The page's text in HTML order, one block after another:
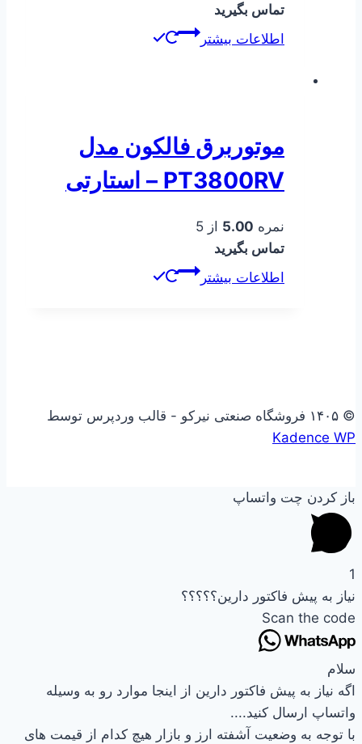
تماس بگیرید
اطلاعات بیشتر
موتوربرق فالکون مدل
PT3800RV – استارتی
نمره 5.00 از 5
تماس بگیرید
اطلاعات بیشتر
© ۱۴۰۵ فروشگاه صنعتی نیرکو - قالب وردپرس توسط
Kadence WP
باز کردن چت واتساپ
1
نیاز به پیش فاکتور دارین؟؟؟؟؟
Scan the code
سلام
اگه نیاز به پیش فاکتور دارین از اینجا موارد رو به وسیله
واتساپ ارسال کنید....
با توجه به وضعیت آشفته ارز و بازار هیچ کدام از قیمت های